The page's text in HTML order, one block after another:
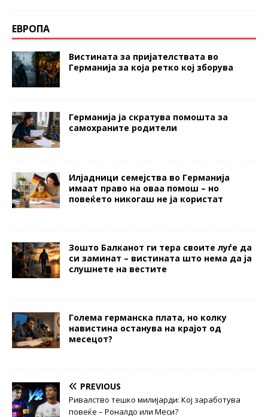
ЕВРОПА
Вистината за пријателствата во
Германија за која ретко кој зборува
Германија ја скратува помошта за
самохраните родители
Илјадници семејства во Германија
имаат право на оваа помош – но
повеќето никогаш не ја користат
Зошто Балканот ги тера своите луѓе да
си заминат – вистината што нема да ја
слушнете на вестите
Голема германска плата, но колку
навистина останува на крајот од
месецот?
PREVIOUS
Ривалство тешко милијарди: Кој заработува
повеќе – Роналдо или Меси?